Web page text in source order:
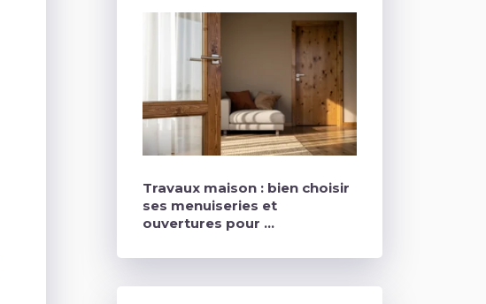
Travaux maison : bien choisir
ses menuiseries et
ouvertures pour …